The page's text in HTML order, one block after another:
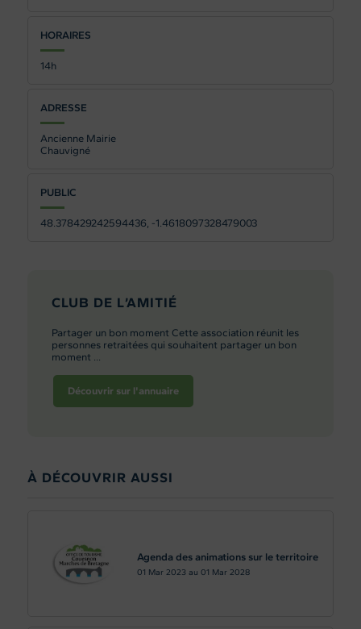
HORAIRES
14h
ADRESSE
Ancienne Mairie
Chauvigné
PUBLIC
48.378429242594436, -1.4618097328479003
CLUB DE L’AMITIÉ
Partager un bon moment Cette association réunit les
personnes retraitées qui souhaitent partager un bon
moment ...
Découvrir sur l'annuaire
À DÉCOUVRIR AUSSI
Agenda des animations sur le territoire
01 Mar 2023 au 01 Mar 2028